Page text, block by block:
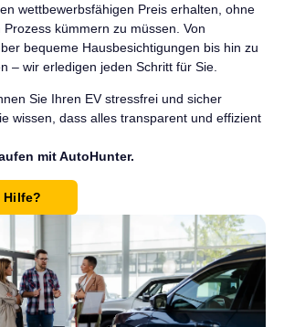
wettbewerbsfähigen Preis erhalten, ohne
kümmern zu müssen. Von
bequeme Hausbesichtigungen bis hin zu
– wir erledigen jeden Schritt für Sie.
Sie Ihren EV stressfrei und sicher
wissen, dass alles transparent und effizient
mit AutoHunter.
Hilfe?